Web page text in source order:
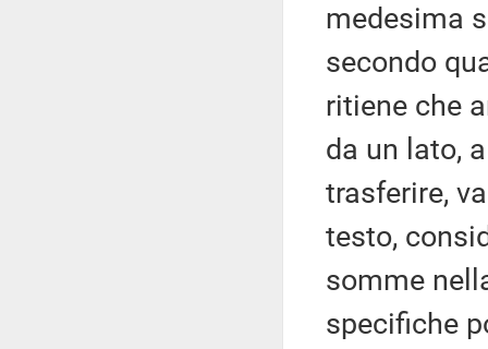
medesima
secondo
ritiene che
da un lato,
trasferire,
testo,
somme
specifiche